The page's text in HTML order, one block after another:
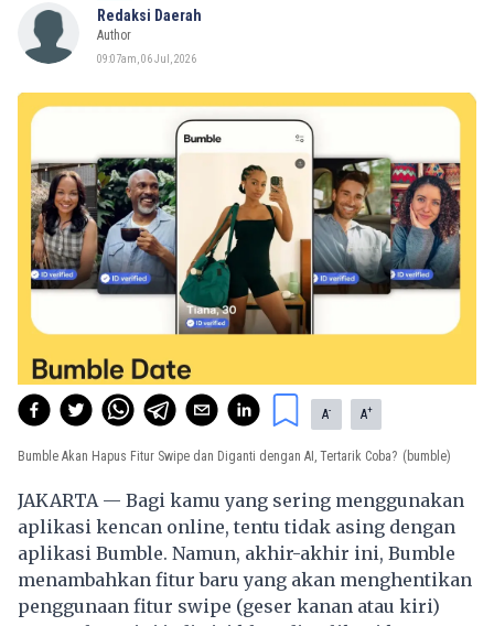
Redaksi Daerah
Author
09:07am, 06 Jul, 2026
A- A+
Bumble Akan Hapus Fitur Swipe dan Diganti dengan AI, Tertarik Coba? (bumble)
JAKARTA — Bagi kamu yang sering menggunakan
aplikasi kencan online, tentu tidak asing dengan
aplikasi Bumble. Namun, akhir-akhir ini, Bumble
menambahkan fitur baru yang akan menghentikan
penggunaan fitur swipe (geser kanan atau kiri)